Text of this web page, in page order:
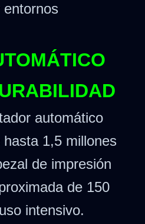
automático
1,5 millones
de impresión
de 150
intensivo.